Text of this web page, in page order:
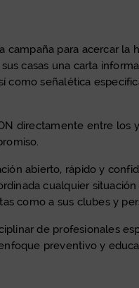
campaña para acercar
casas una carta
como señalética
directamente entre
abierto, rápido y
cualquier
como a sus clubes y
de profesionales
preventivo y